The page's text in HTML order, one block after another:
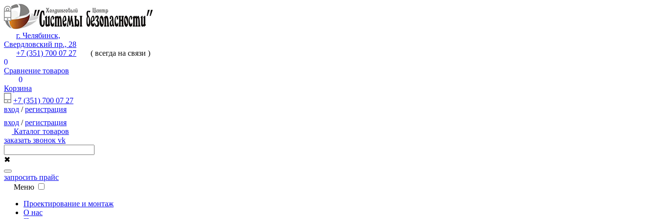
г. Челябинск,
Свердловский пр., 28
+7 (351) 700 07 27
( всегда на связи )
0
Сравнение товаров
0
Корзина
+7 (351) 700 07 27
вход /регистрация
вход /регистрация
Каталог товаров
заказать звонок vk
✖
запросить прайс
Меню
Проектирование и монтаж
О нас